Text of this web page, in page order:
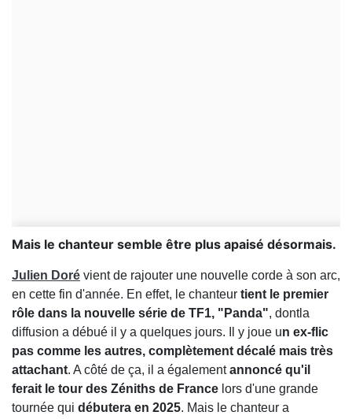
Mais le chanteur semble être plus apaisé désormais.
Julien Doré vient de rajouter une nouvelle corde à son arc,
en cette fin d'année. En effet, le chanteur tient le premier
rôle dans la nouvelle série de TF1, "Panda", dontla
diffusion a débué il y a quelques jours. Il y joue un ex-flic
pas comme les autres, complètement décalé mais très
attachant. A côté de ça, il a égalementannoncé qu'il
ferait le tour des Zéniths de France lors d'une grande
tournée qui débutera en 2025. Mais le chanteur a